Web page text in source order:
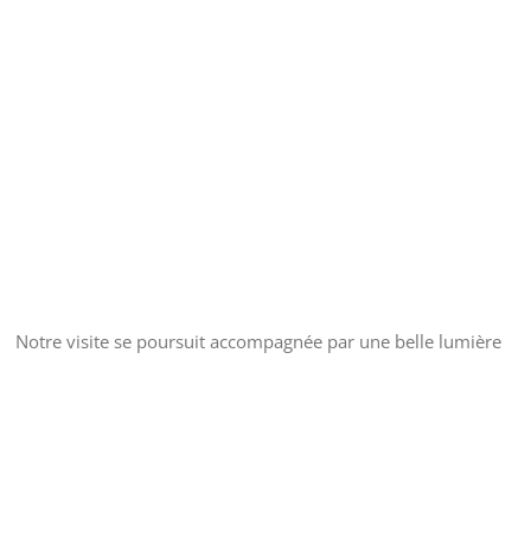
Notre visite se poursuit accompagnée par une belle lumière